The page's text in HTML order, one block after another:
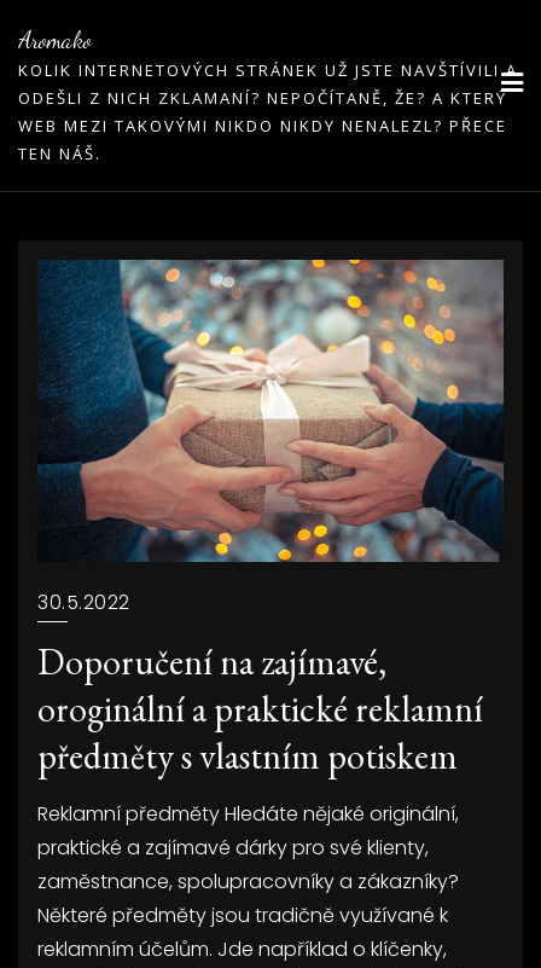
to
content
Aromako
KOLIK INTERNETOVÝCH STRÁNEK UŽ JSTE NAVŠTÍVILI A
ODEŠLI Z NICH ZKLAMANÍ? NEPOČÍTANĚ, ŽE? A KTERÝ
WEB MEZI TAKOVÝMI NIKDO NIKDY NENALEZL? PŘECE
TEN NÁŠ.
30.5.2022
Doporučení na zajímavé,
oroginální a praktické reklamní
předměty s vlastním potiskem
Reklamní předměty Hledáte nějaké originální,
praktické a zajímavé dárky pro své klienty,
zaměstnance, spolupracovníky a zákazníky?
Některé předměty jsou tradičně využívané k
reklamním účelům. Jde například o klíčenky,